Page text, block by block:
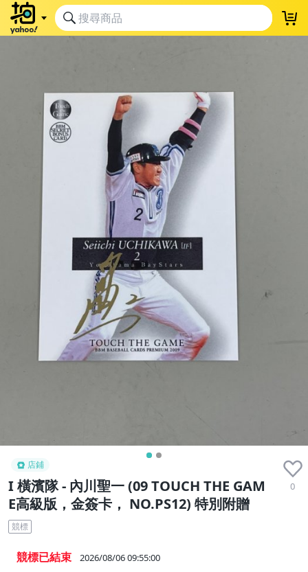
店鋪
I 橫濱隊 - 內川聖一 (09 TOUCH THE GAM
E高級版，金簽卡， NO.PS12) 特別附贈
0
競標
競標已結束 2026/08/06 09:55:00